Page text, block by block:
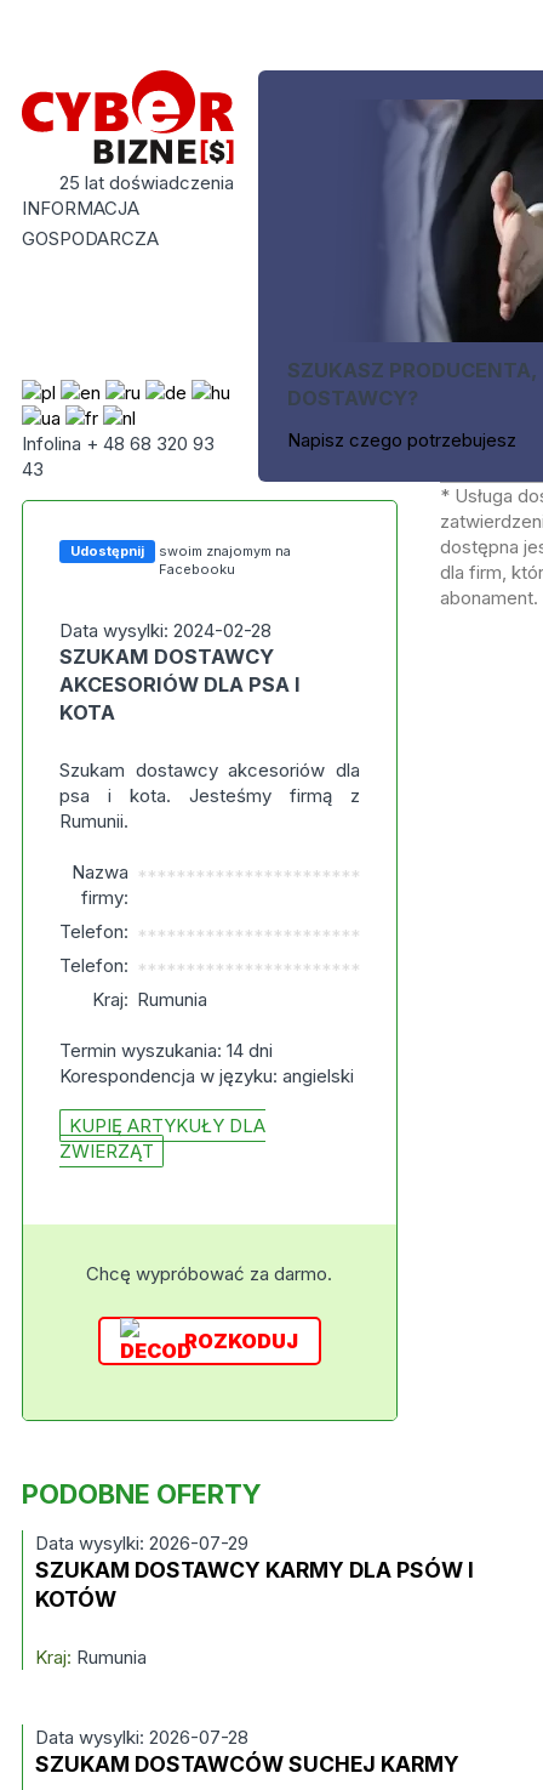
25 lat doświadczenia
INFORMACJA
GOSPODARCZA
Infolina + 48 68 320 93
43
SZUKASZ PRODUCENTA,
DOSTAWCY?
Napisz czego potrzebujesz
Udostępnij
swoim znajomym na
Facebooku
Data wysylki: 2024-02-28
SZUKAM DOSTAWCY
AKCESORIÓW DLA PSA I
KOTA
Szukam dostawcy akcesoriów dla
psa i kota. Jesteśmy firmą z
Rumunii.
Nazwa
firmy:
***********************
Telefon: ***********************
Telefon: ***********************
Kraj: Rumunia
Termin wyszukania: 14 dni
Korespondencja w języku: angielski
KUPIĘ ARTYKUŁY DLA
ZWIERZĄT
Chcę wypróbować za darmo.
ROZKODUJ
* Usługa
dostępna
dla firm,
abonament.
PODOBNE OFERTY
Data wysylki: 2026-07-29
SZUKAM DOSTAWCY KARMY DLA PSÓW I
KOTÓW
Kraj: Rumunia
Data wysylki: 2026-07-28
SZUKAM DOSTAWCÓW SUCHEJ KARMY